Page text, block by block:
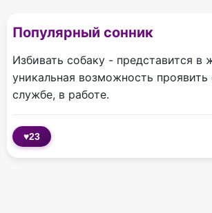
Популярный сонник
Избивать собаку - представится в
уникальная возможность проявить
службе, в работе.
♥23